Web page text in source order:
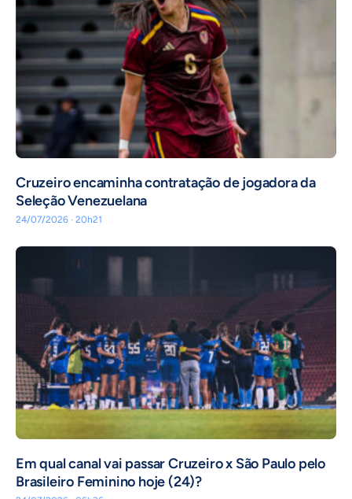
Cruzeiro encaminha contratação de jogadora da
Seleção Venezuelana
24/07/2026 · 20h21
Em qual canal vai passar Cruzeiro x São Paulo pelo
Brasileiro Feminino hoje (24)?